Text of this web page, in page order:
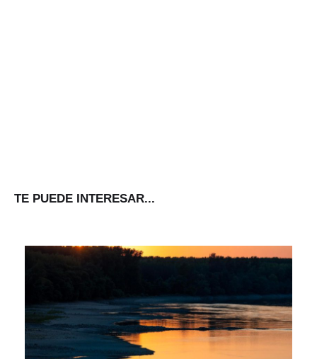
TE PUEDE INTERESAR...